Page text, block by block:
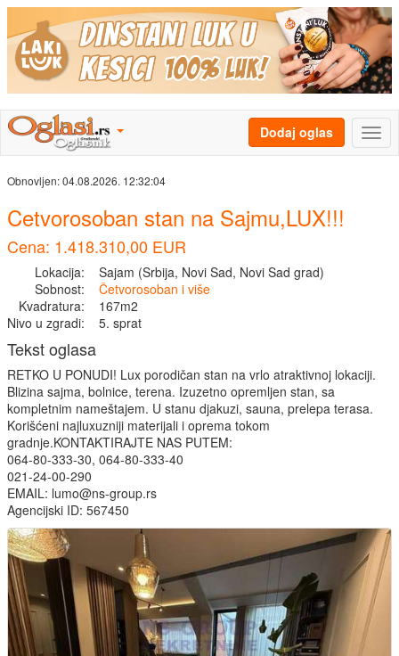
Dodaj oglas
Obnovljen:04.08.2026. 12:32:04
Cetvorosoban stan na Sajmu,LUX!!!
Cena: 1.418.310,00 EUR
Lokacija:
Sajam (Srbija, Novi Sad, Novi Sad grad)
Sobnost:
Četvorosoban i više
Kvadratura:
167m2
Nivo u zgradi:
5. sprat
Tekst oglasa
RETKO U PONUDI! Lux porodičan stan na vrlo atraktivnoj lokaciji.
Blizina sajma, bolnice, terena. Izuzetno opremljen stan, sa
kompletnim nameštajem. U stanu djakuzi, sauna, prelepa terasa.
Korišćeni najluxuzniji materijali i oprema tokom
gradnje.KONTAKTIRAJTE NAS PUTEM:
064-80-333-30, 064-80-333-40
021-24-00-290
EMAIL: lumo@ns-group.rs
Agencijski ID: 567450